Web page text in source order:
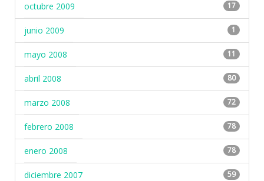
octubre 2009 17
junio 2009 1
mayo 2008 11
abril 2008 80
marzo 2008 72
febrero 2008 78
enero 2008 78
diciembre 2007 59